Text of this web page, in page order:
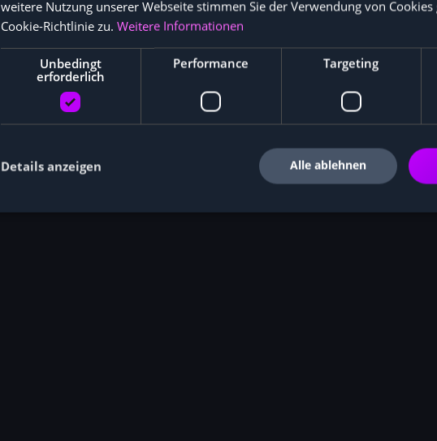
weitere Nutzung unserer Webseite stimmen Sie der Verwendung von
Cookie-Richtlinie zu. Weitere Informationen
Unbedingt
erforderlich
Performance Targeting
Alle ablehnen
Details anzeigen